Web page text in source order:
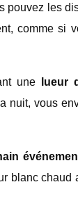
pouvez les
comme si
une
lueur
nuit, vous
blanc chaud